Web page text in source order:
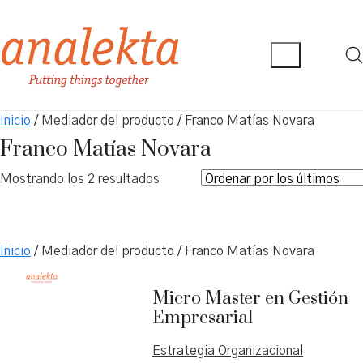
Inicio / Mediador del producto / Franco Matías Novara
Franco Matías Novara
Mostrando los 2 resultados Ordenado
Inicio / Mediador del producto / Franco Matías Novara
Micro Master en Gestión
Empresarial
Estrategia Organizacional